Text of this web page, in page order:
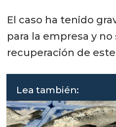
El caso ha tenido
para la empresa y no
recuperación de
Lea también: